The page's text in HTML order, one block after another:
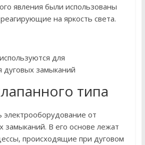
явления были использованы
на яркость света.
для
замыканий
типа
от
замыканий. В его основе лежат
происходящие при дуговом